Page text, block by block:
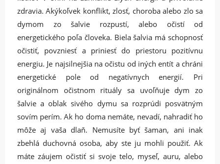
zdravia. Akýkoľvek konflikt, zlosť, choroba alebo zlo sa
dymom zo šalvie rozpustí, alebo očistí od
energetického poľa človeka. Biela šalvia má schopnosť
očistiť, povzniesť a priniesť do priestoru pozitívnu
energiu. Je najsilnejšia na očistu od iných entít a chráni
energetické pole od negatívnych energií. Pri
originálnom očistnom rituály sa uvoľňuje dym zo
šalvie a oblak sivého dymu sa rozprúdi posvätným
sovím perím. Ak ho doma nemáte, nevadí, nahradiť ho
môže aj vaša dlaň. Nemusíte byť šaman, ani inak
zbehlá duchovná osoba, aby ste ju mohli použiť. Ak
máte záujem očistiť si svoje telo, myseľ, auru, alebo